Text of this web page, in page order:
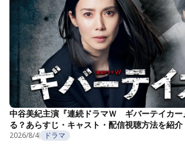
中谷美紀主演『連続ドラマＷ ギバーテイカー
る？あらすじ・キャスト・配信視聴方法を紹介
2026/8/4 ドラマ